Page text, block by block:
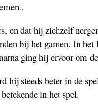
en dat hij zichzelf
bij het gamen. In
ging hij ervoor om
hij steeds beter in de
in het spel.